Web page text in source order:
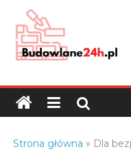
content
Budowlane24h.pl
portal
budowlany
Strona główna » Dla